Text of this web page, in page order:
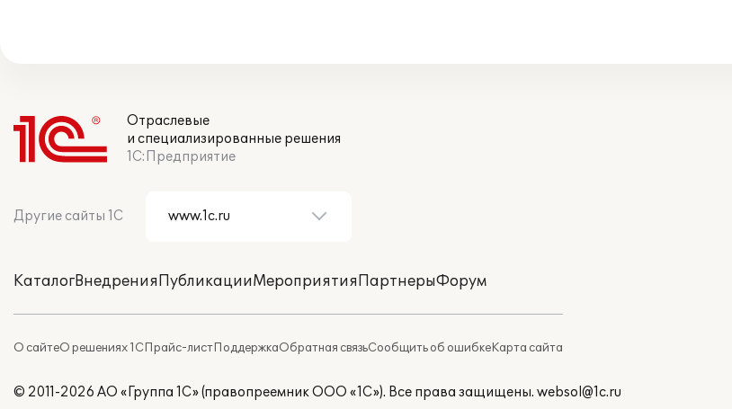
Отраслевые
и специализированные решения
1С:Предприятие
Другие сайты 1С
КаталогВнедренияПубликацииМероприятияПартнерыФорум
О сайтеО решениях 1СПрайс-листПоддержкаОбратная связьСообщить об ошибкеКарта сайта
© 2011-2026 АО «Группа 1С» (правопреемник ООО «1С»). Все права защищены. websol@1c.ru